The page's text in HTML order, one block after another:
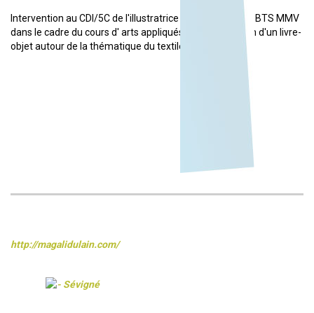
Intervention au CDI/5C de l'illustratrice Magali Dulain en BTS MMV
dans le cadre du cours d' arts appliqués, pour la création d'un livre-
objet autour de la thématique du textile
http://magalidulain.com/